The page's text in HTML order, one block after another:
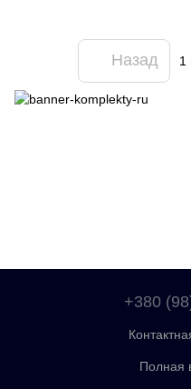
Назад 1
+380
Полная